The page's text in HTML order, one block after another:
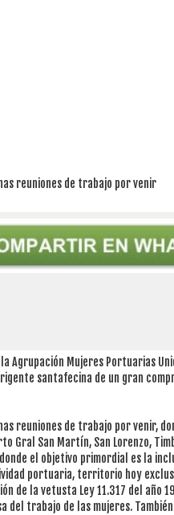
reuniones de trabajo por venir
Agrupación Mujeres Portuarias
santafecina de un gran
reuniones de trabajo por venir,
Gral San Martín, San Lorenzo,
el objetivo primordial es la
portuaria, territorio hoy
de la vetusta Ley 11.317 del año
del trabajo de las mujeres.